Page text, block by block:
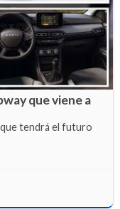
que viene a
que tendrá el futuro